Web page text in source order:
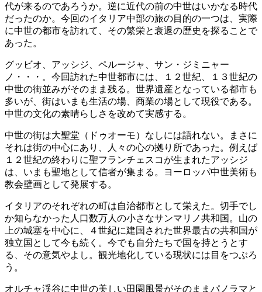
代が来るのであろうか。逆に近代の前の中世はいかなる時代
だったのか。今回のイタリア中部の旅の目的の一つは、実際
に中世の都市を訪れて、その繁栄と衰退の歴史を探ることで
あった。
グッビオ、アッシジ、ペルージャ、サン・ジミニャー
ノ・・・。今回訪れた中世都市には、１２世紀、１３世紀の
中世の街並みがそのまま残る。世界遺産となっている都市も
多いが、街はいまも生活の場、商業の場として現役である。
中世の文化の素晴らしさを改めて実感する。
中世の街は大聖堂（ドゥオーモ）なしには語れない。まさに
それは街の中心にあり、人々の心の拠り所であった。例えば
１２世紀の終わりに聖フランチェスコが生まれたアッシジ
は、いまも聖地として信者が集まる。ヨーロッパ中世美術も
教会壁画として発展する。
イタリアのそれぞれの町は自治都市として栄えた。切手でし
か知らなかった人口数万人の小さなサンマリノ共和国。山の
上の城塞を中心に、４世紀に建国された世界最古の共和国が
独立国として今も続く。今でも自分たちで国を持とうとす
る、その意気やよし。観光地化している現状には目をつぶろ
う。
オルチャ渓谷に中世の美しい田園風景がそのままパノラマと